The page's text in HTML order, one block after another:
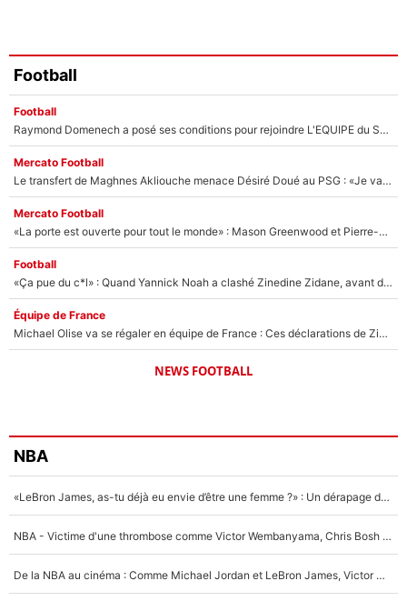
Football
Football
Raymond Domenech a posé ses conditions pour rejoindre L'EQUIPE du Soir : Il refuse de faire l'émission avec un autre chroniqueur !
Mercato Football
Le transfert de Maghnes Akliouche menace Désiré Doué au PSG : «Je valide à 200%»
Mercato Football
«La porte est ouverte pour tout le monde» : Mason Greenwood et Pierre-Emerick Aubameyang ont quitté l'OM, Amine Gouiri balance sur la suite du mercato et sur la réaction du vestiaire !
Football
«Ça pue du c*l» : Quand Yannick Noah a clashé Zinedine Zidane, avant de se faire recadrer par le nouveau sélectionneur de l'équipe de France !
Équipe de France
Michael Olise va se régaler en équipe de France : Ces déclarations de Zinedine Zidane qui prouvent qu'il va tout miser sur la star du Bayern Munich !
NEWS FOOTBALL
NBA
«LeBron James, as-tu déjà eu envie d’être une femme ?» : Un dérapage de Donald Trump sur la superstar de la NBA refait surface
NBA - Victime d'une thrombose comme Victor Wembanyama, Chris Bosh prévient le Français des risques sur sa santé : «J’ai failli mourir sur le coup et j’ai été ramené à la vie»
De la NBA au cinéma : Comme Michael Jordan et LeBron James, Victor Wembanyama rêve d'une carrière d'acteur !